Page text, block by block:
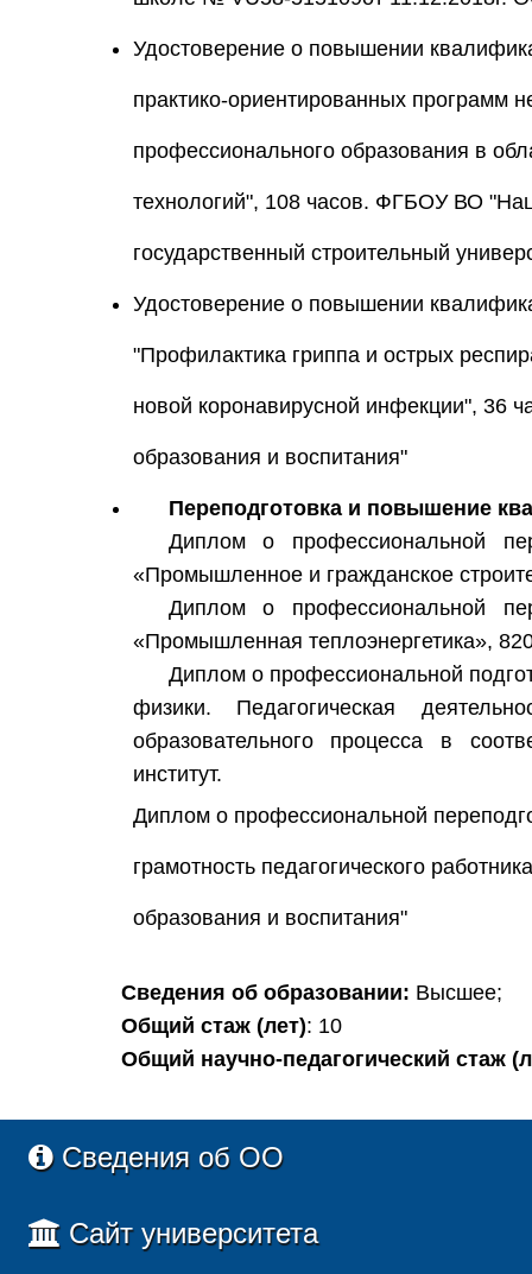
Удостоверение о повышении
практико-ориентированных программ
профессионального образования в
технологий", 108 часов. ФГБОУ ВО
государственный строительный
Удостоверение о повышении
"Профилактика гриппа и острых
новой коронавирусной инфекции", 36
образования и воспитания"
Переподготовка и повышение
Диплом о профессиональной
«Промышленное и гражданское
Диплом о профессиональной
«Промышленная теплоэнергетика»,
Диплом о профессиональной
физики. Педагогическая
образовательного процесса в
институт.
Диплом о профессиональной
грамотность педагогического
образования и воспитания"
Сведения об образовании: Высшее;
Общий стаж (лет): 10
Общий научно-педагогический стаж
Сведения об ОО
Сайт университета